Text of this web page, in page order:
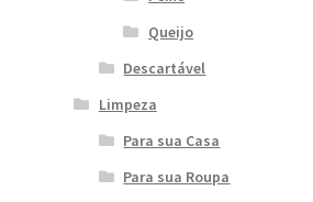
Queijo
Descartável
Limpeza
Para sua Casa
Para sua Roupa